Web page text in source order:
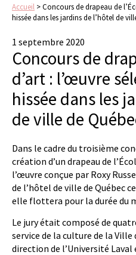
Accueil >Concours de drapeau de
hissée dans les jardins de l’hôtel de
1 septembre 2020
Concours de
d’art : l’œuvre
hissée dans les
de ville de
Dans le cadre du troisième
création d’un drapeau de
l’œuvre conçue par Roxy
de l’hôtel de ville de Québec
elle flottera pour la durée du
Le jury était composé de
service de la culture de la Ville
direction de l’Université Laval